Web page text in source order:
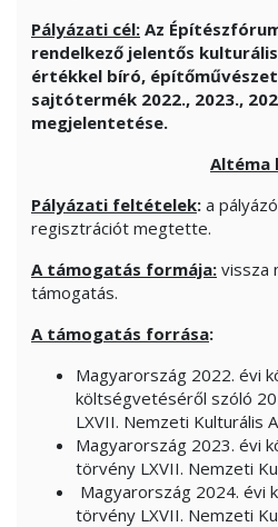
Pályázati cél: Az
rendelkező jelentős
értékkel bíró,
sajtótermék 2022., 2023.,
megjelentetése.
Altéma
Pályázati feltételek: a
regisztrációt megtette.
A támogatás formája: vissza
támogatás.
A támogatás forrása:
Magyarország 2022. évi
költségvetéséről szóló
LXVII. Nemzeti Kulturális
Magyarország 2023. évi
törvény LXVII. Nemzeti
Magyarország 2024. évi
törvény LXVII. Nemzeti